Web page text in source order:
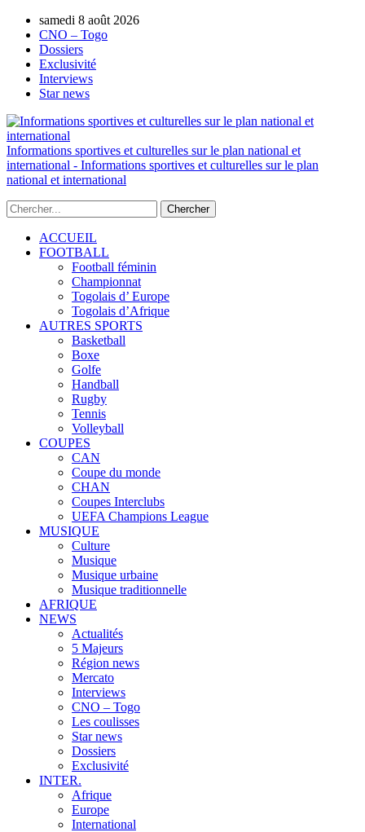
samedi 8 août 2026
CNO – Togo
Dossiers
Exclusivité
Interviews
Star news
Informations sportives et culturelles sur le plan national et
international - Informations sportives et culturelles sur le plan
national et international
ACCUEIL
FOOTBALL
Football féminin
Championnat
Togolais d’ Europe
Togolais d’Afrique
AUTRES SPORTS
Basketball
Boxe
Golfe
Handball
Rugby
Tennis
Volleyball
COUPES
CAN
Coupe du monde
CHAN
Coupes Interclubs
UEFA Champions League
MUSIQUE
Culture
Musique
Musique urbaine
Musique traditionnelle
AFRIQUE
NEWS
Actualités
5 Majeurs
Région news
Mercato
Interviews
CNO – Togo
Les coulisses
Star news
Dossiers
Exclusivité
INTER.
Afrique
Europe
International
AUTORISATION DE LA HAAC N°0134/